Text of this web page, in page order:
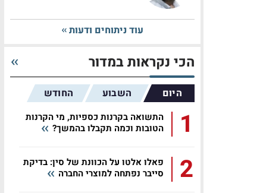
עוד ניתוחים ודעות
הכי נקראות במדור
היום השבוע החודש
1
התשואה בקרנות כספיות, מי הקרנות
הטובות וכמה תקבלו בהמשך?
2
פאלו אלטו על הכוונת של סין: בדיקת
סייבר נפתחה למוצרי החברה